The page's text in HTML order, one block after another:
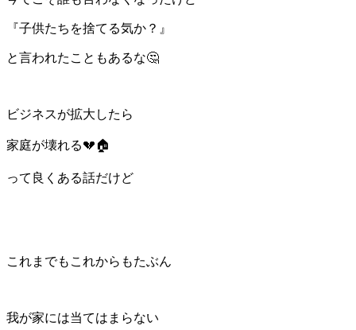
『子供たちを捨てる気か？』
と言われたこともあるな🤔
ビジネスが拡大したら
家庭が壊れる💔🏠
って良くある話だけど
これまでもこれからもたぶん
我が家には当てはまらない